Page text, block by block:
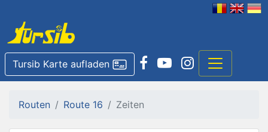
Tursib Karte aufladen
Routen Route 16 Zeiten